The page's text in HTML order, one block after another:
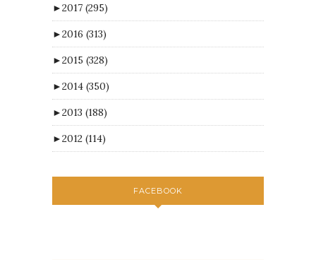
►2017 (295)
►2016 (313)
►2015 (328)
►2014 (350)
►2013 (188)
►2012 (114)
FACEBOOK